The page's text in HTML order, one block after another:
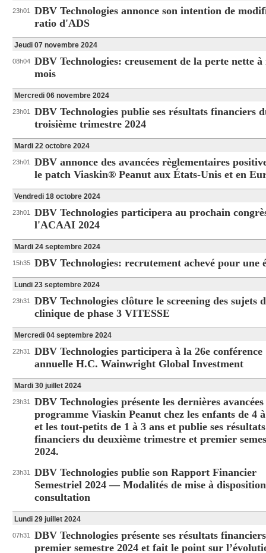
23h01
DBV Technologies annonce son intention de
ratio d'ADS
Jeudi 07 novembre 2024
08h04 DBV Technologies: creusement de la perte nette à
mois
Mercredi 06 novembre 2024
23h01
DBV Technologies publie ses résultats financiers
troisième trimestre 2024
Mardi 22 octobre 2024
23h01
DBV annonce des avancées règlementaires
le patch Viaskin® Peanut aux États-Unis et en
Vendredi 18 octobre 2024
23h01
DBV Technologies participera au prochain
l'ACAAI 2024
Mardi 24 septembre 2024
15h35 DBV Technologies: recrutement achevé pour une
Lundi 23 septembre 2024
23h31
DBV Technologies clôture le screening des sujets
clinique de phase 3 VITESSE
Mercredi 04 septembre 2024
22h31
DBV Technologies participera à la 26e conférence
annuelle H.C. Wainwright Global Investment
Mardi 30 juillet 2024
23h31
DBV Technologies présente les dernières
programme Viaskin Peanut chez les enfants de 4
et les tout-petits de 1 à 3 ans et publie ses résultats
financiers du deuxième trimestre et premier
2024.
23h31
DBV Technologies publie son Rapport Financier
Semestriel 2024 ― Modalités de mise à
consultation
Lundi 29 juillet 2024
07h31
DBV Technologies présente ses résultats
premier semestre 2024 et fait le point sur